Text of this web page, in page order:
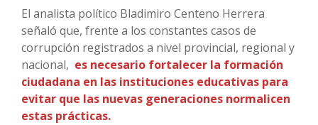
El analista político Bladimiro Centeno Herrera
señaló que, frente a los constantes casos de
corrupción registrados a nivel provincial, regional y
nacional, es necesario fortalecer la formación
ciudadana en las instituciones educativas para
evitar que las nuevas generaciones normalicen
estas prácticas.